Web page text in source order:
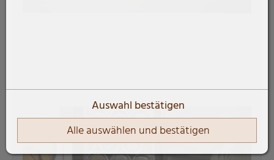
Auswahl bestätigen
Alle auswählen und bestätigen